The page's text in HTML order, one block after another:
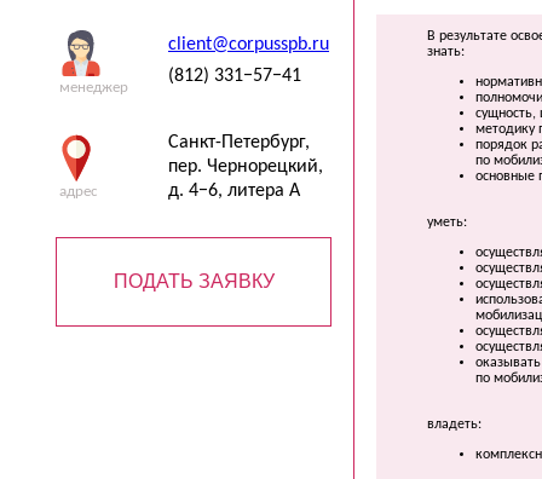
В результате
знать:
сущность,
методику
порядок
по
основные
уметь:
по
владеть:
менеджер
client@corpusspb.ru
(812) 331−57−41
адрес
Санкт-Петербург,
пер. Чернорецкий,
д. 4−6, литера А
ПОДАТЬ ЗАЯВКУ